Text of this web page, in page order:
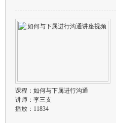
课程： 如何与下属进行沟通
讲师： 李三支
播放：11834